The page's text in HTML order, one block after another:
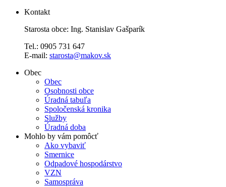
Kontakt
Starosta obce: Ing. Stanislav Gašparík
Tel.: 0905 731 647
E-mail: starosta@makov.sk
Obec
Obec
Osobnosti obce
Úradná tabuľa
Spoločenská kronika
Služby
Úradná doba
Mohlo by vám pomôcť
Ako vybaviť
Smernice
Odpadové hospodárstvo
VZN
Samospráva